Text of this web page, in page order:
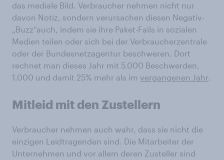
das mediale Bild. Verbraucher nehmen nicht nur
davon Notiz, sondern verursachen diesen Negativ-
„Buzz“auch, indem sie ihre Paket-Fails in sozialen
Medien teilen oder sich bei der Verbraucherzentrale
oder der Bundesnetzagentur beschweren. Dort
rechnet man dieses Jahr mit 5.000 Beschwerden,
1.000 und damit 25% mehr als im vergangenen Jahr.
Mitleid mit den Zustellern
Verbraucher nehmen auch wahr, dass sie nicht die
einzigen Leidtragenden sind. Die Mitarbeiter der
Unternehmen und vor allem deren Zusteller sind